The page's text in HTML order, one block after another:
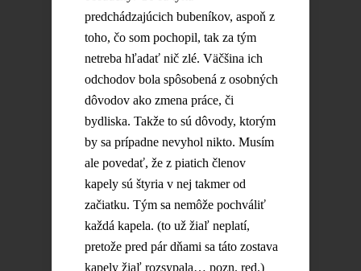
predchádzajúcich bubeníkov, aspoň z
toho, čo som pochopil, tak za tým
netreba hľadať nič zlé. Väčšina ich
odchodov bola spôsobená z osobných
dôvodov ako zmena práce, či
bydliska. Takže to sú dôvody, ktorým
by sa prípadne nevyhol nikto. Musím
ale povedať, že z piatich členov
kapely sú štyria v nej takmer od
začiatku. Tým sa nemôže pochváliť
každá kapela. (to už žiaľ neplatí,
pretože pred pár dňami sa táto zostava
kapely žiaľ rozsypala… pozn. red.)